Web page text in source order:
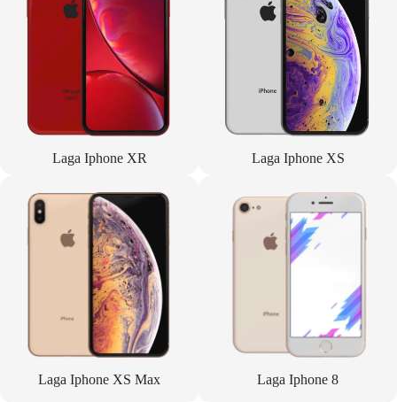
Laga Iphone XR Laga Iphone XS
Laga Iphone XS Max Laga Iphone 8